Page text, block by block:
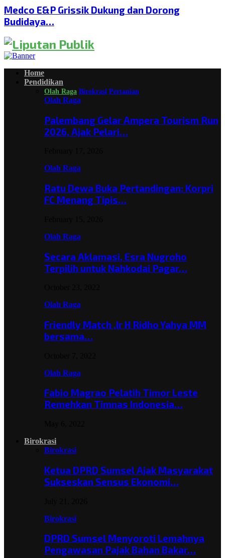
Medco E&P Grissik Dukung dan Dorong
Budidaya…
Home
Pendidikan
Olah Raga Birokrasi Pertanian
Olah Raga
Palembang Gelar Ampera Tourism Run
2026, Ajak Pelari…
Olah Raga
Ratu Dewa Buka Pertandingan: Korpri
FC Menang Tipis…
Olah Raga
Secara Aklamasi, Esra Nugroho
Terpilih untuk Nahkodai Pagar…
Olah Raga
Friendly Match ,Ir H Ridho Yahya MM
bersama…
Olah Raga
Fabio Magrao Pelatih Timor Leste
Remehkan Timnas Indonesia…
Birokrasi
Birokrasi
Ketua DPRD Sumsel Ajak Masyarakat
Sukseskan Sensus Ekonomi…
Birokrasi
DPRD Sumsel Menyoroti Lemahnya
Pengawasan Pajak Bahan Bakar…